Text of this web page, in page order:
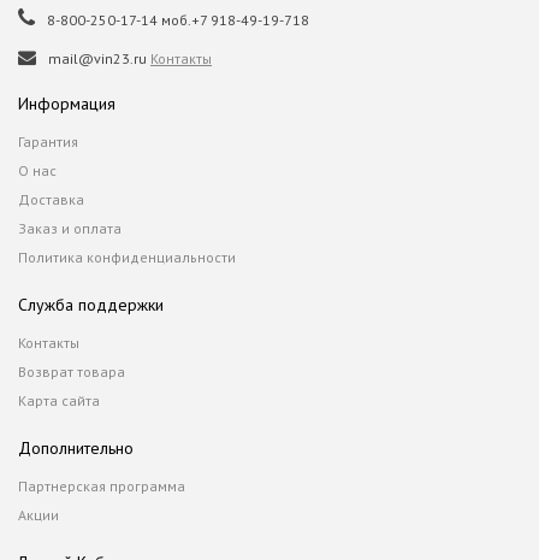
8-800-250-17-14 моб.+7 918-49-19-718
mail@vin23.ru Контакты
Информация
Гарантия
О нас
Доставка
Заказ и оплата
Политика конфиденциальности
Служба поддержки
Контакты
Возврат товара
Карта сайта
Дополнительно
Партнерская программа
Акции